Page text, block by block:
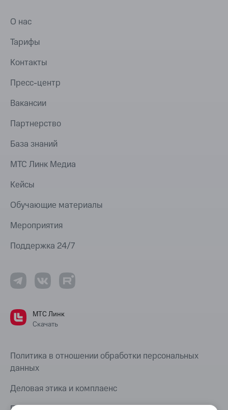
О нас
Тарифы
Контакты
Пресс-центр
Вакансии
Партнерство
База знаний
МТС Линк Медиа
Кейсы
Обучающие материалы
Мероприятия
Поддержка 24/7
МТС Линк
Скачать
Политика в отношении обработки персональных
данных
Деловая этика и комплаенс